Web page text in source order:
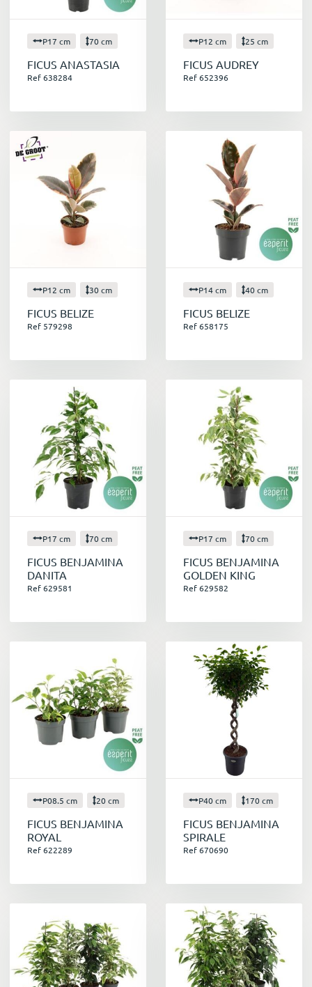
P17 cm 70 cm
FICUS ANASTASIA
Ref 638284
P12 cm 25 cm
FICUS AUDREY
Ref 652396
P12 cm 30 cm
FICUS BELIZE
Ref 579298
P14 cm 40 cm
FICUS BELIZE
Ref 658175
P17 cm 70 cm
FICUS BENJAMINA
DANITA
Ref 629581
P17 cm 70 cm
FICUS BENJAMINA
GOLDEN KING
Ref 629582
P08.5 cm 20 cm
FICUS BENJAMINA
ROYAL
Ref 622289
P40 cm 170 cm
FICUS BENJAMINA
SPIRALE
Ref 670690